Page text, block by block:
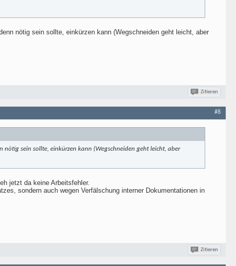
nötig sein sollte, einkürzen kann (Wegschneiden geht leicht, aber
Zitieren
#8
sein sollte, einkürzen kann (Wegschneiden geht leicht, aber
jetzt da keine Arbeitsfehler.
sondern auch wegen Verfälschung interner Dokumentationen in
Zitieren